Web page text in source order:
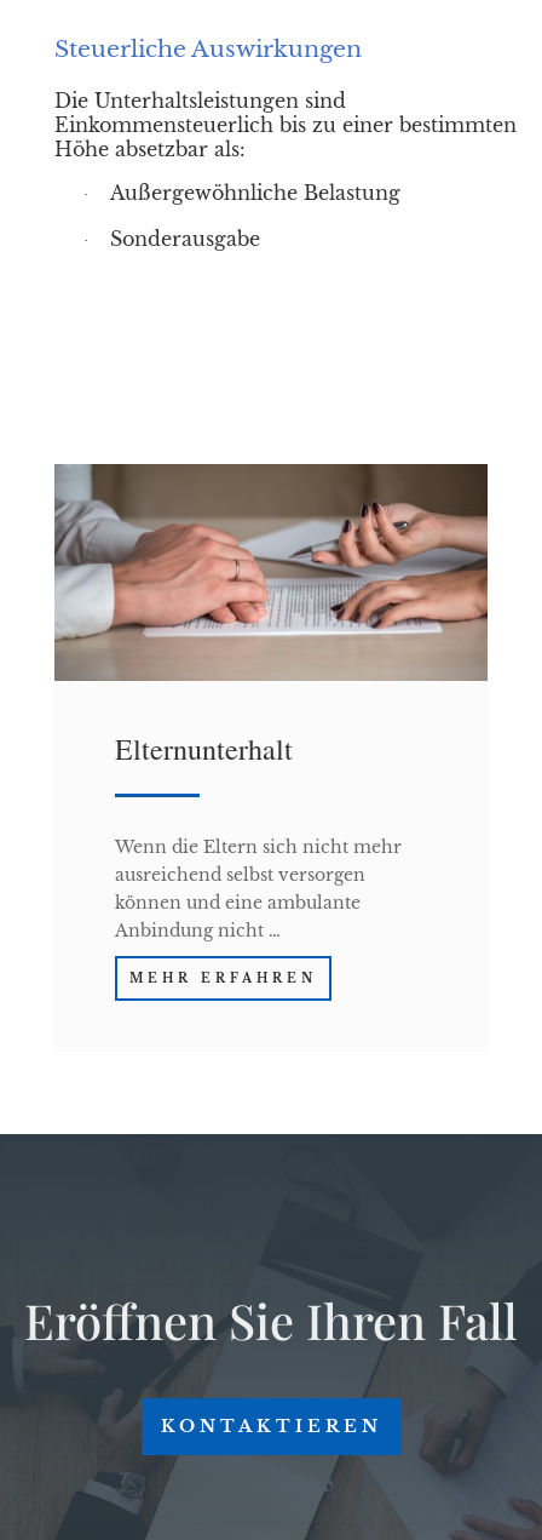
Steuerliche Auswirkungen
Die Unterhaltsleistungen sind
Einkommensteuerlich bis zu einer bestimmten
Höhe absetzbar als:
· Außergewöhnliche Belastung
· Sonderausgabe
Elternunterhalt
Wenn die Eltern sich nicht mehr
ausreichend selbst versorgen
können und eine ambulante
Anbindung nicht …
MEHR ERFAHREN
Eröffnen Sie Ihren Fall
KONTAKTIEREN